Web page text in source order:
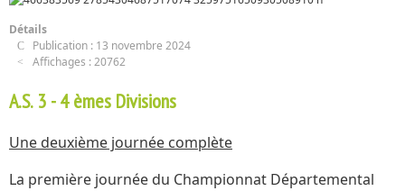
Détails
Publication : 13 novembre 2024
Affichages : 20762
A.S. 3 - 4 èmes Divisions
Une deuxième journée complète
La première journée du Championnat Départemental